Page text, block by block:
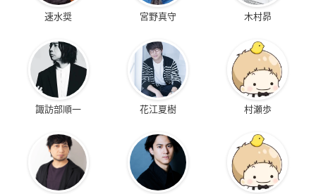
速水奨 宮野真守 木村昴
諏訪部順一 花江夏樹 村瀬歩